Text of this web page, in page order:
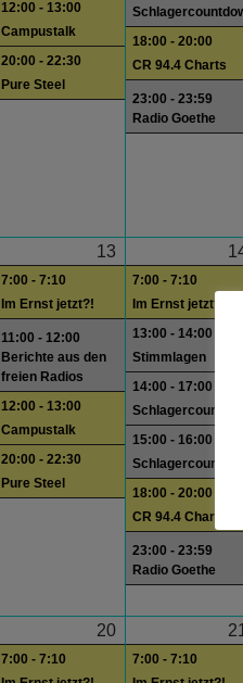
12:00 - 13:00
Campustalk
20:00 - 22:30
Pure Steel
18:00 - 20:00
CR 94.4 Charts
23:00 - 23:59
Radio Goethe
13
7:00 - 7:10
Im Ernst jetzt?!
11:00 - 12:00
Berichte aus den
freien Radios
12:00 - 13:00
Campustalk
20:00 - 22:30
Pure Steel
7:00 - 7:10
Im Ernst jetzt?!
13:00 - 14:00
Stimmlagen
14:00 - 17:00
15:00 - 16:00
18:00 - 20:00
CR 94.4 Charts
23:00 - 23:59
Radio Goethe
20
7:00 - 7:10
7:00 - 7:10